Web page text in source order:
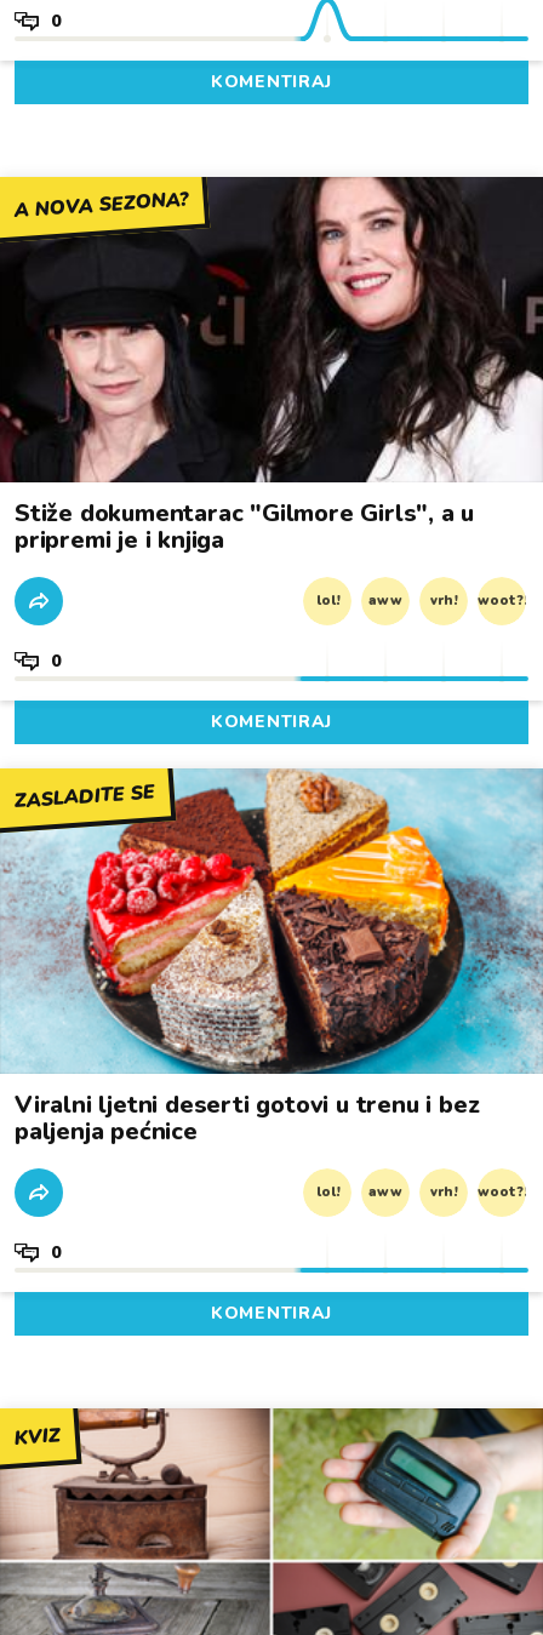
0
KOMENTIRAJ
A NOVA SEZONA?
Stiže dokumentarac "Gilmore Girls", a u
pripremi je i knjiga
lol! aww vrh! woot?!
0
KOMENTIRAJ
ZASLADITE SE
Viralni ljetni deserti gotovi u trenu i bez
paljenja pećnice
lol! aww vrh! woot?!
0
KOMENTIRAJ
KVIZ